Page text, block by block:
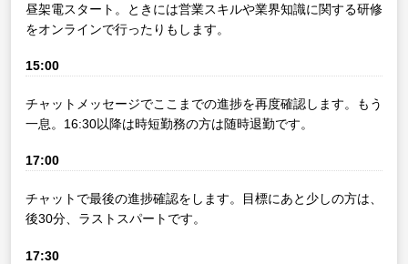
昼架電スタート。ときには営業スキルや業界知識に関する研修
をオンラインで行ったりもします。
15:00
チャットメッセージでここまでの進捗を再度確認します。もう
一息。16:30以降は時短勤務の方は随時退勤です。
17:00
チャットで最後の進捗確認をします。目標にあと少しの方は、
後30分、ラストスパートです。
17:30